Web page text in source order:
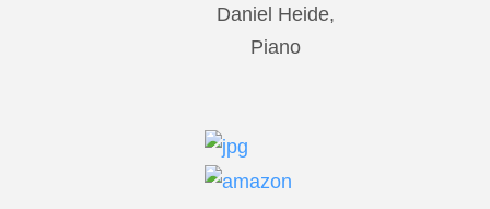
Daniel Heide,
Piano